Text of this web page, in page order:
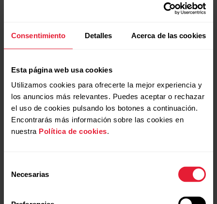
Consentimiento Detalles Acerca de las cookies
Esta página web usa cookies
Utilizamos cookies para ofrecerte la mejor experiencia y
los anuncios más relevantes. Puedes aceptar o rechazar
el uso de cookies pulsando los botones a continuación.
Encontrarás más información sobre las cookies en
nuestra Política de cookies.
Necesarias
Comparativa rápida
¿Qué sensor Polar